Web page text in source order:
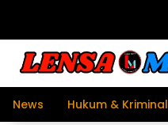
News Hukum & Kriminal